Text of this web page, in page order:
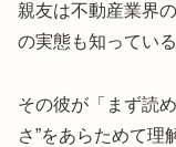
親友は不動産業界
の実態も知っている
その彼が「まず読
さ”をあらためて理